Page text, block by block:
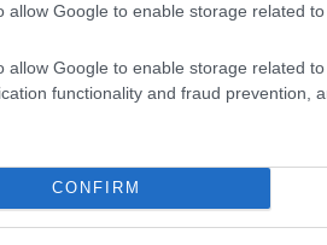
allow Google to enable storage related to
allow Google to enable storage related
functionality and fraud prevention,
CONFIRM